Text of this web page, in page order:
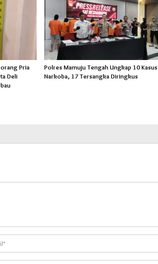
Pria
Deli
Polres Mamuju Tengah Ungkap 10 Kasus
Narkoba, 17 Tersangka Diringkus